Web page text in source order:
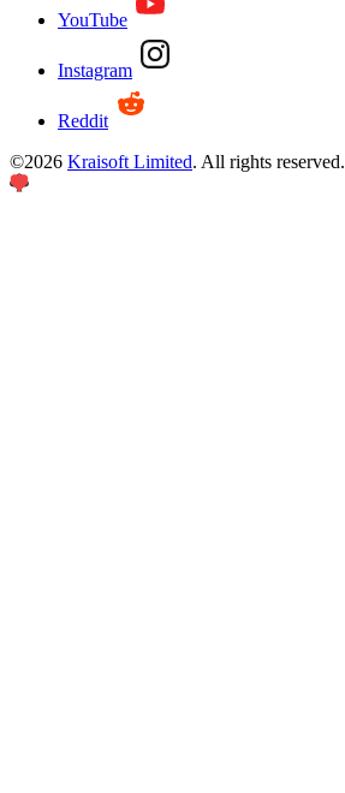
YouTube
Instagram
Reddit
©2026 Kraisoft Limited. All rights reserved.